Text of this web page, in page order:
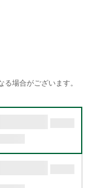
場合がございます。